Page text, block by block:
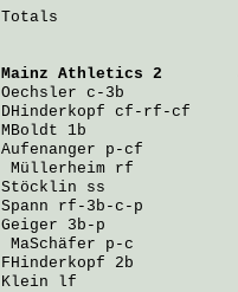
Totals
Mainz Athletics 2
Oechsler c-3b
DHinderkopf cf-rf-cf
MBoldt 1b
Aufenanger p-cf
Müllerheim rf
Stöcklin ss
Spann rf-3b-c-p
Geiger 3b-p
MaSchäfer p-c
FHinderkopf 2b
Klein lf                  4